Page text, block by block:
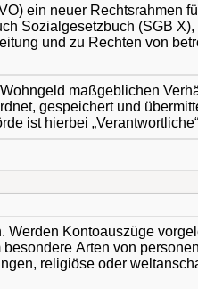
ein neuer Rechtsrahmen
Sozialgesetzbuch (SGB
und zu Rechten von
maßgeblichen
gespeichert und
ist hierbei
Kontoauszüge
Arten von
religiöse oder